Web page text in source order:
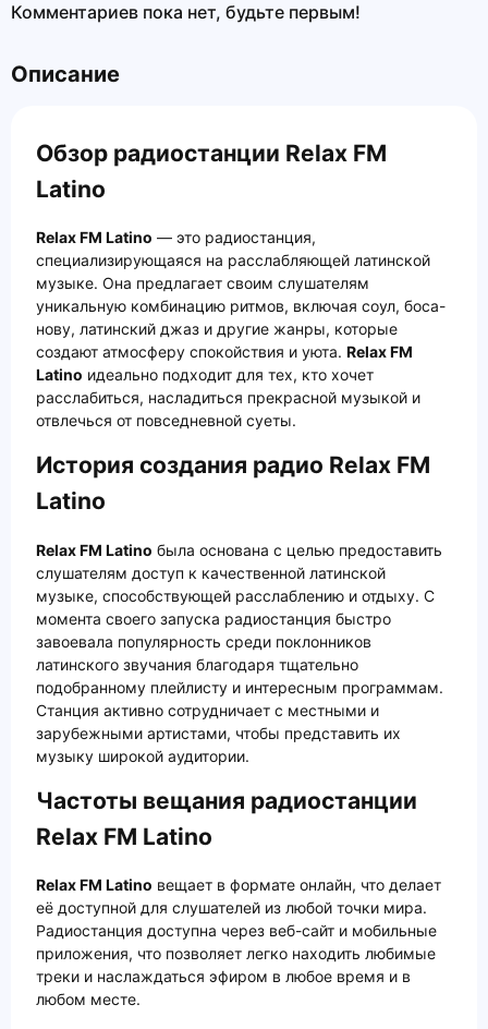
Комментариев пока нет, будьте первым!
Описание
Обзор радиостанции Relax FM
Latino
Relax FM Latino — это радиостанция,
специализирующаяся на расслабляющей латинской
музыке. Она предлагает своим слушателям
уникальную комбинацию ритмов, включая соул, боса-
нову, латинский джаз и другие жанры, которые
создают атмосферу спокойствия и уюта. Relax FM
Latino идеально подходит для тех, кто хочет
расслабиться, насладиться прекрасной музыкой и
отвлечься от повседневной суеты.
История создания радио Relax FM
Latino
Relax FM Latino была основана с целью предоставить
слушателям доступ к качественной латинской
музыке, способствующей расслаблению и отдыху. С
момента своего запуска радиостанция быстро
завоевала популярность среди поклонников
латинского звучания благодаря тщательно
подобранному плейлисту и интересным программам.
Станция активно сотрудничает с местными и
зарубежными артистами, чтобы представить их
музыку широкой аудитории.
Частоты вещания радиостанции
Relax FM Latino
Relax FM Latino вещает в формате онлайн, что делает
её доступной для слушателей из любой точки мира.
Радиостанция доступна через веб-сайт и мобильные
приложения, что позволяет легко находить любимые
треки и наслаждаться эфиром в любое время и в
любом месте.